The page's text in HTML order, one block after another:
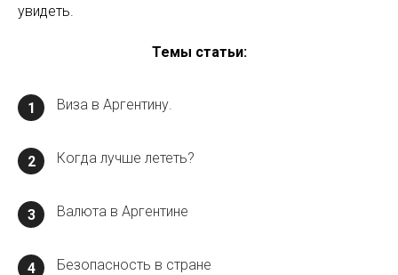
увидеть.
Темы статьи:
1 Виза в Аргентину.
2 Когда лучше лететь?
3 Валюта в Аргентине
4 Безопасность в стране